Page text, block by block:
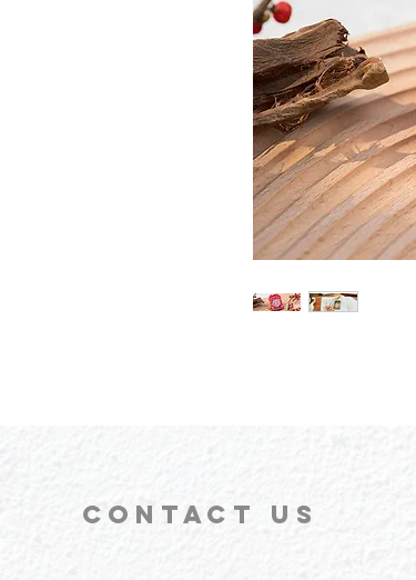
CONTACT US